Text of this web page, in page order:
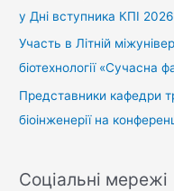
у Дні вступника КПІ 2026
Участь в Літній
біотехнології «Сучасна
Представники кафедри
біоінженерії на
Соціальні мережі